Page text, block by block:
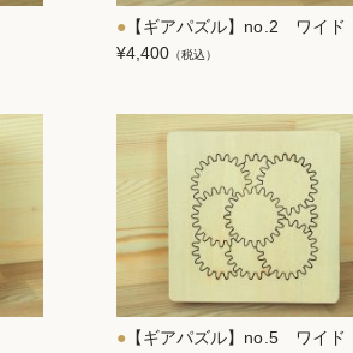
【ギアパズル】no.2 ワイド
¥4,400 （税込）
【ギアパズル】no.5 ワイド